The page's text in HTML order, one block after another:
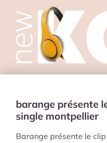
barange présente
single montpellier
Barange présente le